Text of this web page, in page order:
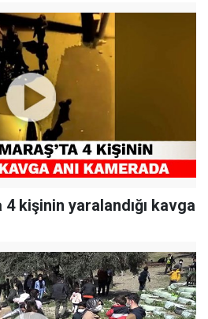
kişinin yaralandığı kavga